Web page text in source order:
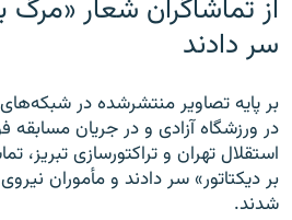
از تماشاگران شعار «مرگ
سر دادند
بر پایه تصاویر منتشرشده در
در ورزشگاه آزادی و در جریان مسابقه
استقلال تهران و تراکتورسازی تبریز،
بر دیکتاتور» سر دادند و مأموران نیروی
شدند.